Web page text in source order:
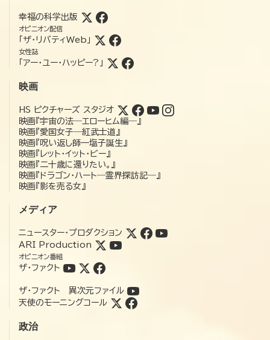
幸福の科学出版
オピニオン配信
「ザ・リバティWeb」
女性誌
「アー・ユー・ハッピー?」
映画
HS ピクチャーズ スタジオ
映画『宇宙の法―エローヒム編―』
映画『愛国女子―紅武士道』
映画『呪い返し師—塩子誕生』
映画『レット・イット・ビー』
映画『二十歳に還りたい。』
映画『ドラゴン・ハート―霊界探訪記―』
映画『影を売る女』
メディア
ニュースター・プロダクション
ARI Production
オピニオン番組
ザ・ファクト
ザ・ファクト 異次元ファイル
天使のモーニングコール
政治